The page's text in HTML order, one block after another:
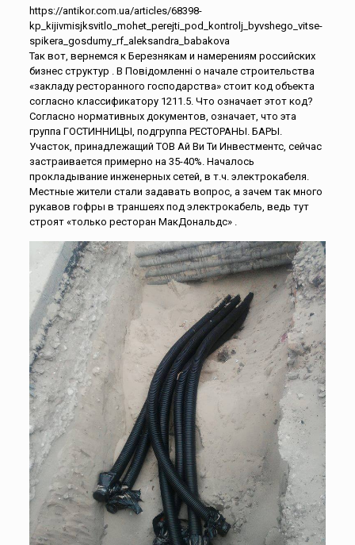
https://antikor.com.ua/articles/68398-
kp_kijivmisjksvitlo_mohet_perejti_pod_kontrolj_byvshego_vitse-
spikera_gosdumy_rf_aleksandra_babakova
Так вот, вернемся к Березнякам и намерениям российских
бизнес структур . В Повідомленні о начале строительства
«закладу ресторанного господарства» стоит код объекта
согласно классификатору 1211.5. Что означает этот код?
Согласно нормативных документов, означает, что эта
группа ГОСТИННИЦЫ, подгруппа РЕСТОРАНЫ. БАРЫ.
Участок, принадлежащий ТОВ Ай Ви Ти Инвестментс, сейчас
застраивается примерно на 35-40%. Началось
прокладывание инженерных сетей, в т.ч. электрокабеля.
Местные жители стали задавать вопрос, а зачем так много
рукавов гофры в траншеях под электрокабель, ведь тут
строят «только ресторан МакДональдс» .